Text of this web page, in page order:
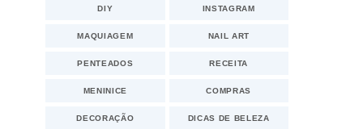
DIY INSTAGRAM
MAQUIAGEM NAIL ART
PENTEADOS RECEITA
MENINICE COMPRAS
DECORAÇÃO DICAS DE BELEZA